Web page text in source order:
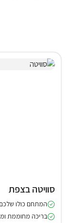
סוויטה בצפת
המתחם כולו
בריכה מחוממת